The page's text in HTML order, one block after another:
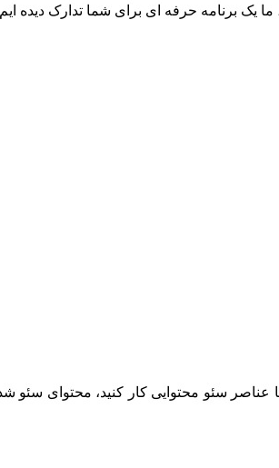
برنامه حرفه ­ای برای شما تدارک دیده ­ایم
عناصر سئو محتوایی کار کنید، محتوای